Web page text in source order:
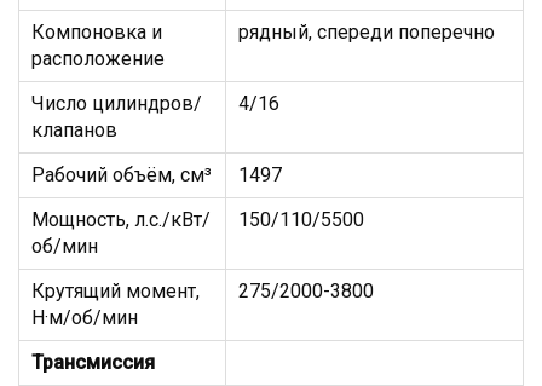
Компоновка и
расположение
рядный, спереди поперечно
Число цилиндров/
клапанов
4/16
Рабочий объём, см³
1497
Мощность, л.с./кВт/
об/мин
150/110/5500
Крутящий момент,
Н·м/об/мин
275/2000-3800
Трансмиссия